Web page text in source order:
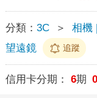
分類： 3C ＞ 相機
望遠鏡
追蹤
信用卡分期： 6期 0